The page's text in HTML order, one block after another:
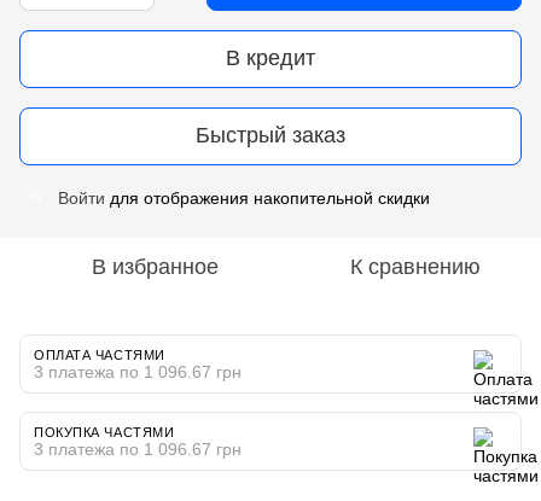
В кредит
Быстрый заказ
Войти для отображения накопительной скидки
В избранное К сравнению
ОПЛАТА ЧАСТЯМИ
3 платежа по 1 096.67 грн
ПОКУПКА ЧАСТЯМИ
3 платежа по 1 096.67 грн